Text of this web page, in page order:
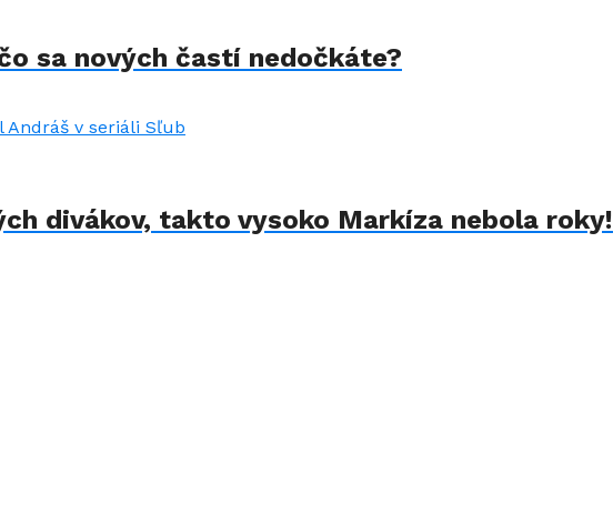
sa nových častí nedočkáte?
divákov, takto vysoko Markíza nebola roky!